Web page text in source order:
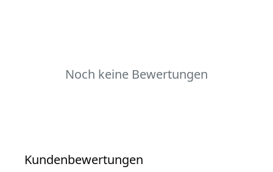
Noch keine Bewertungen
Kundenbewertungen